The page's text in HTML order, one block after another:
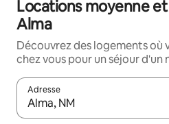
Locations moyenne
Alma
Découvrez des logements où
chez vous pour un séjour d'un
Adresse
Lorsque les résultats